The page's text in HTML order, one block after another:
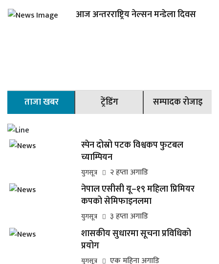
आज अन्तरराष्ट्रिय नेल्सन मन्डेला दिवस
ताजा खबर ट्रेंडिंग सम्पादक रोजाइ
स्पेन दोस्रो पटक विश्वकप फुटबल
च्याम्पियन
युगसूत्र २ हप्ता अगाडि
नेपाल एसीसी यू–१९ महिला प्रिमियर
कपको सेमिफाइनलमा
युगसूत्र ३ हप्ता अगाडि
शासकीय सुधारमा सूचना प्रविधिको
प्रयोग
युगसूत्र एक महिना अगाडि